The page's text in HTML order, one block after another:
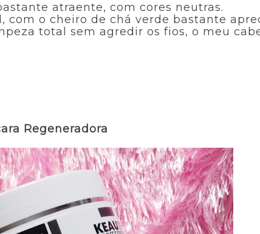
atraente, com cores neutras.
o cheiro de chá verde bastante
total sem agredir os fios, o meu
Regeneradora